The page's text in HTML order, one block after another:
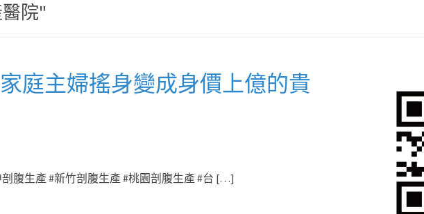
院"
庭主婦搖身變成身價上億的貴
腹生產 #新竹剖腹生產 #桃園剖腹生產 #台 […]